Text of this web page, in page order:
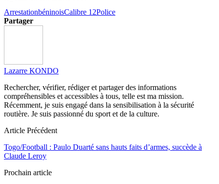
ArrestationbéninoisCalibre 12Police
Partager
Lazarre KONDO
Rechercher, vérifier, rédiger et partager des informations
compréhensibles et accessibles à tous, telle est ma mission.
Récemment, je suis engagé dans la sensibilisation à la sécurité
routière. Je suis passionné du sport et de la culture.
Article Précédent
Togo/Football : Paulo Duarté sans hauts faits d’armes, succède à
Claude Leroy
Prochain article